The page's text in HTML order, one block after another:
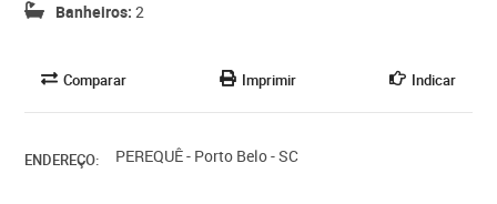
Banheiros: 2
Comparar Imprimir Indicar
ENDEREÇO: PEREQUÊ - Porto Belo - SC